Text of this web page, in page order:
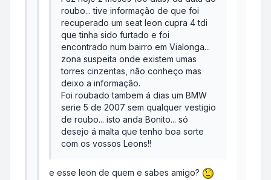
roubo... tive informação de que foi
recuperado um seat leon cupra 4 tdi
que tinha sido furtado e foi
encontrado num bairro em Vialonga...
zona suspeita onde existem umas
torres cinzentas, não conheço mas
deixo a informação.
Foi roubado tambem á dias um BMW
serie 5 de 2007 sem qualquer vestigio
de roubo... isto anda Bonito... só
desejo á malta que tenho boa sorte
com os vossos Leons!!
e esse leon de quem e sabes amigo?